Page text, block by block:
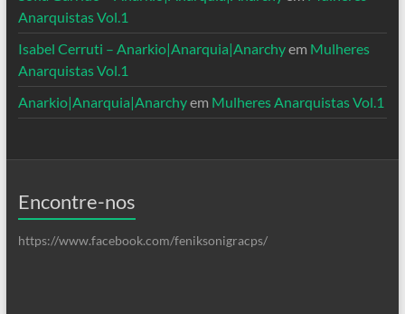
Anarquistas Vol.1
Isabel Cerruti – Anarkio|Anarquia|Anarchyem Mulheres
Anarquistas Vol.1
Anarkio|Anarquia|Anarchyem Mulheres Anarquistas Vol.1
Encontre-nos
https://www.facebook.com/feniksonigracps/